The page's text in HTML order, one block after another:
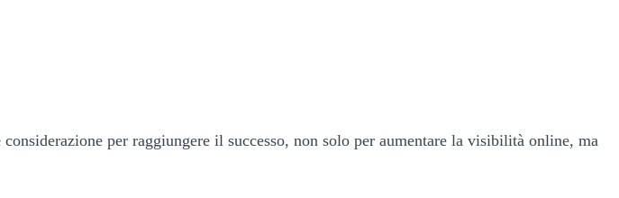
per raggiungere il successo, non solo per aumentare la visibilità online, ma